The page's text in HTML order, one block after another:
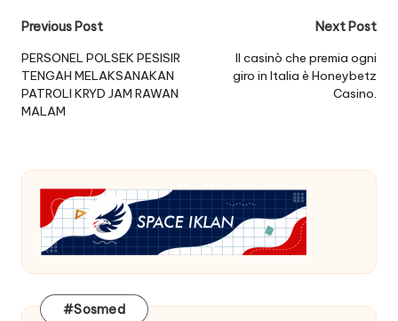
Post
navigation
Previous Post
PERSONEL POLSEK PESISIR
TENGAH MELAKSANAKAN
PATROLI KRYD JAM RAWAN
MALAM
Next Post
Il casinò che premia ogni
giro in Italia è Honeybetz
Casino.
#Sosmed